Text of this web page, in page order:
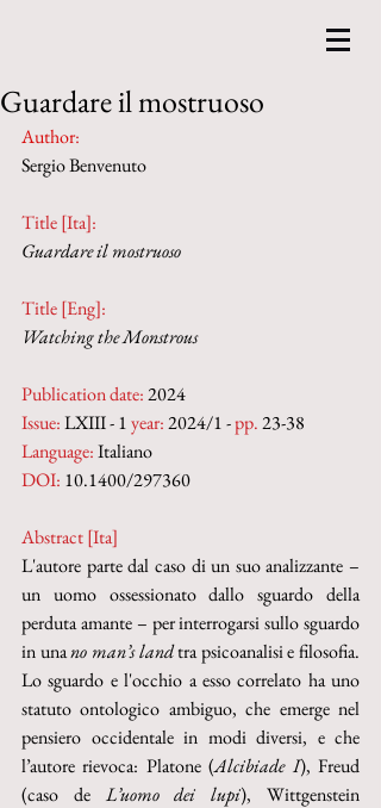
Guardare il mostruoso
Author:
Sergio Benvenuto
Title [Ita]:
Guardare il mostruoso
Title [Eng]:
Watching the Monstrous
Publication date: 2024
Issue: LXIII - 1 year: 2024/1 - pp. 23-38
Language: Italiano
DOI: 10.1400/297360
Abstract [Ita]
L'autore parte dal caso di un suo analizzante –
un uomo ossessionato dallo sguardo della
perduta amante – per interrogarsi sullo sguardo
in una no man’s land tra psicoanalisi e filosofia.
Lo sguardo e l'occhio a esso correlato ha uno
statuto ontologico ambiguo, che emerge nel
pensiero occidentale in modi diversi, e che
l’autore rievoca: Platone (Alcibiade I), Freud
(caso
de L’uomo dei lupi), Wittgenstein